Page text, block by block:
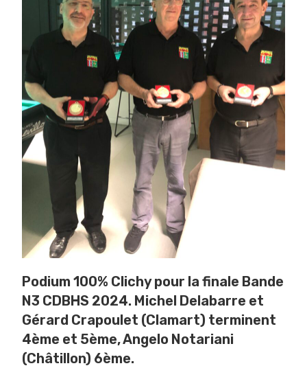
Podium 100% Clichy pour la finale Bande
N3 CDBHS 2024. Michel Delabarre et
Gérard Crapoulet (Clamart) terminent
4ème et 5ème, Angelo Notariani
(Châtillon) 6ème.